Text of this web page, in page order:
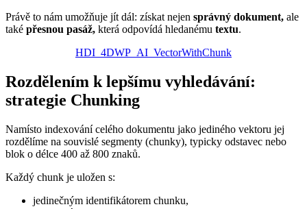
Právě to nám umožňuje jít dál: získat nejen správný dokument, ale
také přesnou pasáž, která odpovídá hledanému textu.
HDI_4DWP_AI_VectorWithChunk
Rozdělením k lepšímu vyhledávání:
strategie Chunking
Namísto indexování celého dokumentu jako jediného vektoru jej
rozdělíme na souvislé segmenty (chunky), typicky odstavec nebo
blok o délce 400 až 800 znaků.
Každý chunk je uložen s:
jedinečným identifikátorem chunku,